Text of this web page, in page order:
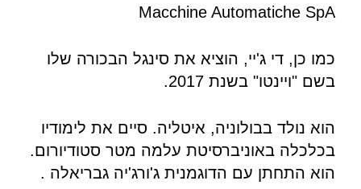
Macchine Automatiche SpA
כמו כן, די ג'יי, הוציא את סינגל הבכורה שלו
בשם "ויינטו" בשנת 2017.
הוא נולד בבולוניה, איטליה. סיים את לימודיו
בכלכלה באוניברסיטת עלמה מטר סטודיורום.
הוא התחתן עם הדוגמנית ג'ורג'יה גבריאלה .